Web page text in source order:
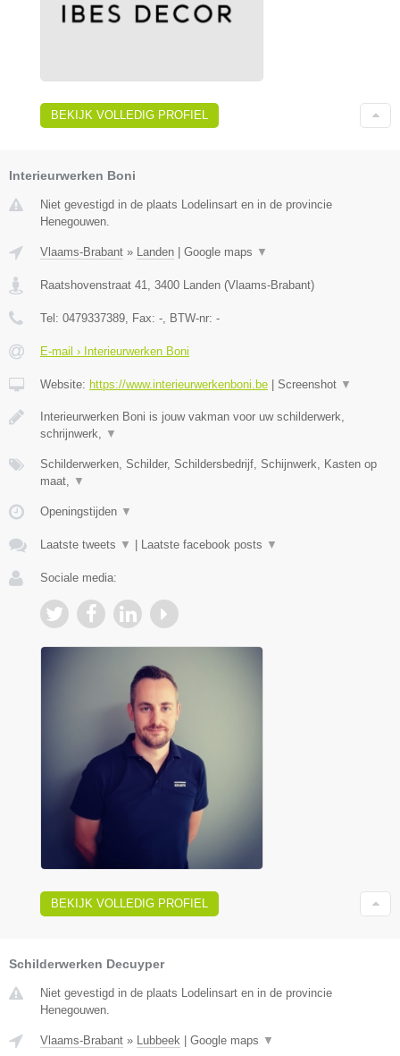
BEKIJK VOLLEDIG PROFIEL
Interieurwerken Boni
Niet gevestigd in de plaats Lodelinsart en in de provincie
Henegouwen.
Vlaams-Brabant » Landen Google maps ▼
Raatshovenstraat 41, 3400 Landen (Vlaams-Brabant)
Tel: 0479337389, Fax: -, BTW-nr: -
E-mail › Interieurwerken Boni
Website: https://www.interieurwerkenboni.be Screenshot ▼
Interieurwerken Boni is jouw vakman voor uw schilderwerk,
schrijnwerk, ▼
Schilderwerken, Schilder, Schildersbedrijf, Schijnwerk, Kasten op
maat, ▼
Openingstijden ▼
Laatste tweets ▼ Laatste facebook posts ▼
Sociale media:
BEKIJK VOLLEDIG PROFIEL
Schilderwerken Decuyper
Niet gevestigd in de plaats Lodelinsart en in de provincie
Henegouwen.
Vlaams-Brabant » Lubbeek Google maps ▼